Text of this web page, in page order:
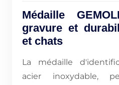
Médaille
gravure et
et chats
La médaille
acier inoxydable,